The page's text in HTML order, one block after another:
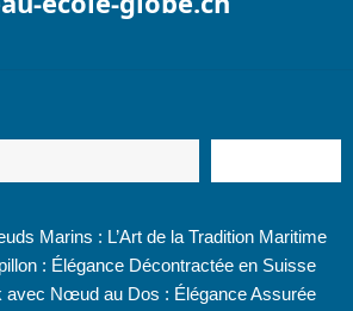
Marins : L’Art de la Tradition Maritime
: Élégance Décontractée en Suisse
avec Nœud au Dos : Élégance Assurée